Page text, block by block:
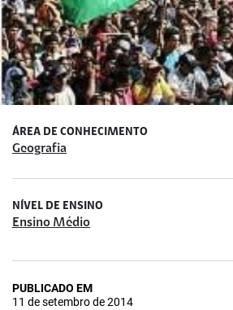
ÁREA DE CONHECIMENTO
Geografia
NÍVEL DE ENSINO
Ensino Médio
PUBLICADO EM
11 de setembro de 2014